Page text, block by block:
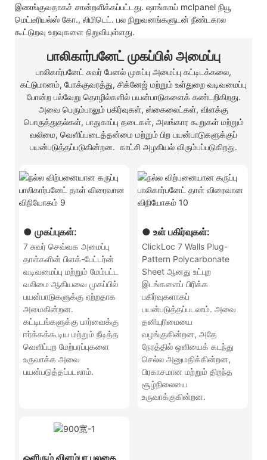
இணங்குவதாகச் சான்றளிக்கப்பட்டது. ஷாங்காய் mclpanel நியூ
மெட்டீரியல்ஸ் கோ., லிமிடெட். பல நிறுவனங்களுடன் நீண்டகால
கூட்டுறவு உறவுகளை நிறுவியுள்ளது.
பாலிகார்பனேட் முகப்பில் அமைப்பு
பாலிகார்பனேட் சுவர் பேனல் முகப்பு அமைப்பு கட்டிடக்கலை,
கட்டுமானம், போக்குவரத்து, சிக்னேஜ் மற்றும் உள்துறை வடிவமைப்பு
போன்ற பல்வேறு தொழில்களில் பயன்பாடுகளைக் கண்டறிகிறது.
அவை பெரும்பாலும் பகிர்வுகள், ஸ்கைலைட்கள், விளக்கு
பொருத்துதல்கள், பாதுகாப்பு தடைகள், அலங்கார கூறுகள் மற்றும்
வலிமை, வெளிப்படைத்தன்மை மற்றும் பிற பயன்பாடுகளுக்குப்
பயன்படுத்தப்படுகின்றன. காட்சி அழகியல் விரும்பப்படுகிறது.
● முகப்புகள்:
7 சுவர் செவ்வக அமைப்பு
தாள்களின் பிளக்-பேட்டர்ன்
வடிவமைப்பு மற்றும் மேம்பட்ட
வலிமை ஆகியவை முகப்பில்
பயன்பாடுகளுக்கு ஏற்றதாக
அமைகின்றன.
கட்டிடங்களுக்கு பார்வைக்கு
ஈர்க்கக்கூடிய மற்றும் நீடித்த
வெளிப்புற மேற்பரப்புகளை
உருவாக்க அவை
பயன்படுத்தப்படலாம்.
● உள் பகிர்வுகள்:
ClickLoc 7 Walls Plug-
Pattern Polycarbonate
Sheet ஆனது உட்புற
இடங்களைப் பிரிக்க
பகிர்வுகளாகப்
பயன்படுத்தப்படலாம். அவை
தனியுரிமையை
வழங்குகின்றன, அதே
நேரத்தில் ஒளியைக் கடந்து
செல்ல அனுமதிக்கின்றன,
பிரகாசமான மற்றும் திறந்த
சூழ்நிலையை
உருவாக்குகின்றன.